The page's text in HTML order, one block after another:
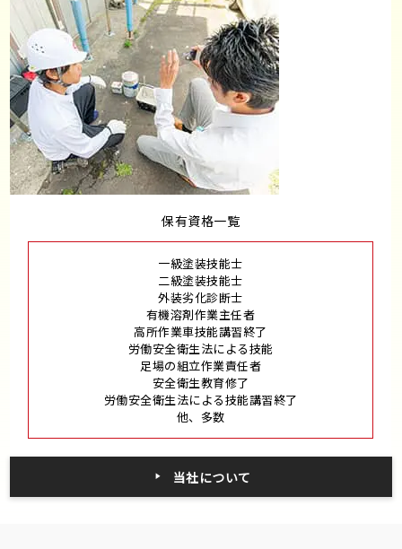
保有資格一覧
一級塗装技能士
二級塗装技能士
外装劣化診断士
有機溶剤作業主任者
高所作業車技能講習終了
労働安全衛生法による技能
足場の組立作業責任者
安全衛生教育修了
労働安全衛生法による技能講習終了
他、多数
当社について